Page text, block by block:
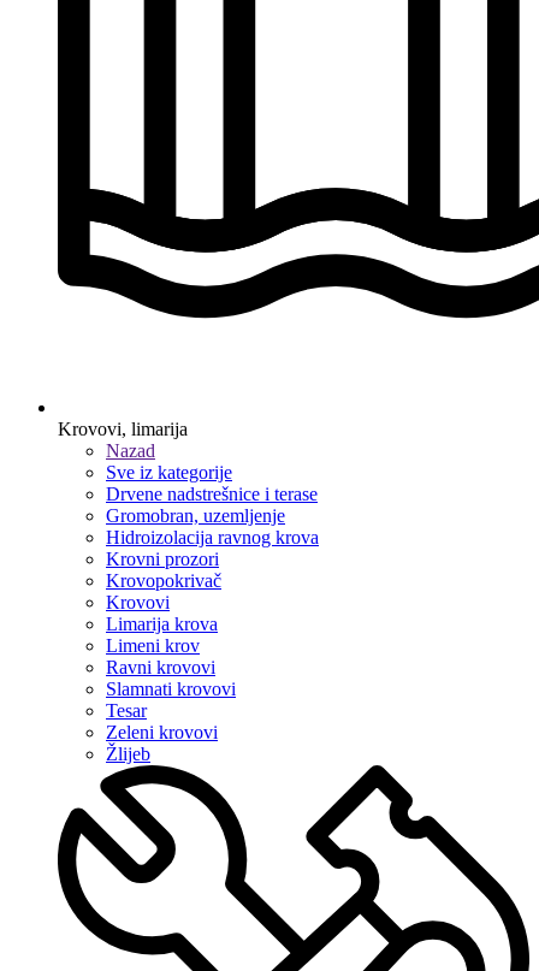
Krovovi, limarija
Nazad
Sve iz kategorije
Drvene nadstrešnice i terase
Gromobran, uzemljenje
Hidroizolacija ravnog krova
Krovni prozori
Krovopokrivač
Krovovi
Limarija krova
Limeni krov
Ravni krovovi
Slamnati krovovi
Tesar
Zeleni krovovi
Žlijeb